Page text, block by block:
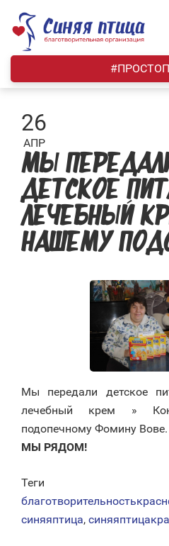
content
26
АПР
МЫ
ДЕТСКОЕ
ЛЕЧЕБНЫЙ
НАШЕМУ
Мы передали детское
лечебный крем »
подопечному Фомину Вове.
МЫ РЯДОМ!
синяяптица,